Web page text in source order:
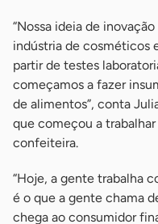
“Nossa ideia de
indústria de cosméticos
partir de testes
começamos a fazer
de alimentos”, conta
que começou a
confeiteira.
“Hoje, a gente trabalha
é o que a gente chama
chega ao consumidor